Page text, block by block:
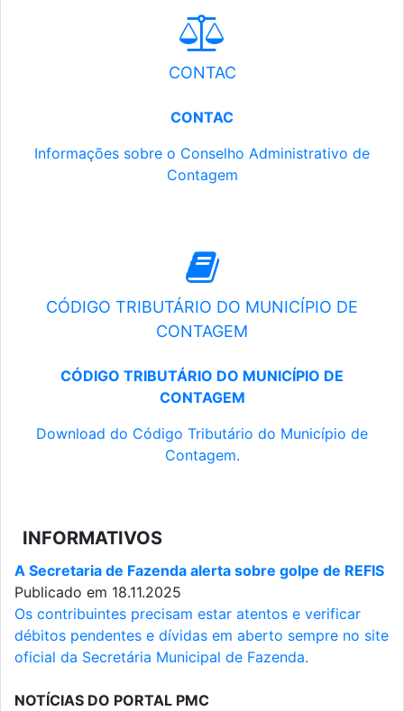
CONTAC
CONTAC
Informações sobre o Conselho Administrativo de
Contagem
CÓDIGO TRIBUTÁRIO DO MUNICÍPIO DE
CONTAGEM
CÓDIGO TRIBUTÁRIO DO MUNICÍPIO DE
CONTAGEM
Download do Código Tributário do Município de
Contagem.
INFORMATIVOS
A Secretaria de Fazenda alerta sobre golpe de REFIS
Publicado em 18.11.2025
Os contribuintes precisam estar atentos e verificar
débitos pendentes e dívidas em aberto sempre no site
oficial da Secretária Municipal de Fazenda.
NOTÍCIAS DO PORTAL PMC